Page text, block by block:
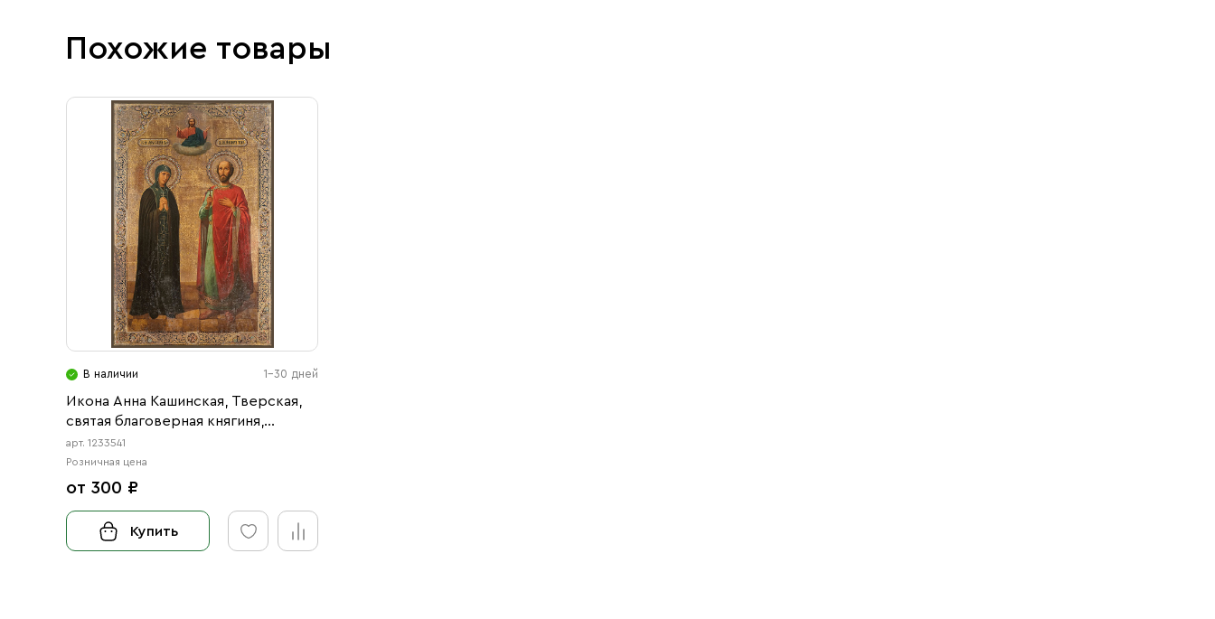
Похожие товары
В наличии 1-30 дней
Икона Анна Кашинская, Тверская,
святая благоверная княгиня,
схимонахиня, и Святой
Благоверный Князь Михаил
Ярославич Тверской (АРТ.03541)
арт. 1233541
Розничная цена
от 300 ₽
Купить